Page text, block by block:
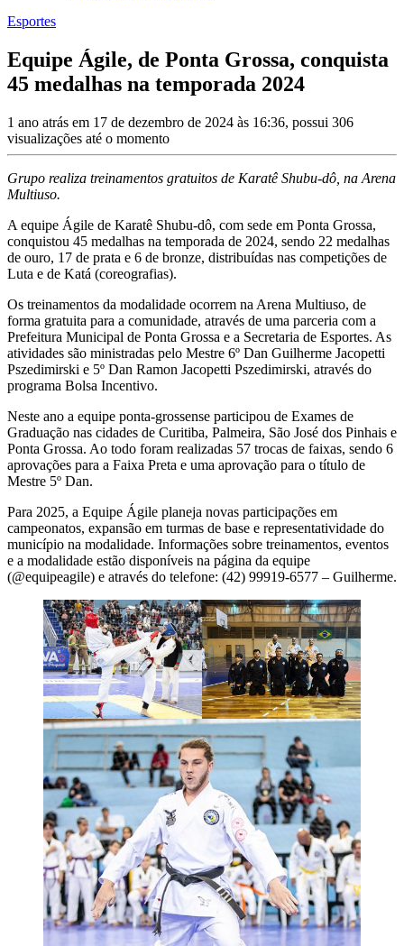
Esportes
Equipe Ágile, de Ponta Grossa, conquista
45 medalhas na temporada 2024
1 ano atrás em 17 de dezembro de 2024 às 16:36, possui 306
visualizações até o momento
Grupo realiza treinamentos gratuitos de Karatê Shubu-dô, na Arena
Multiuso.
A equipe Ágile de Karatê Shubu-dô, com sede em Ponta Grossa,
conquistou 45 medalhas na temporada de 2024, sendo 22 medalhas
de ouro, 17 de prata e 6 de bronze, distribuídas nas competições de
Luta e de Katá (coreografias).
Os treinamentos da modalidade ocorrem na Arena Multiuso, de
forma gratuita para a comunidade, através de uma parceria com a
Prefeitura Municipal de Ponta Grossa e a Secretaria de Esportes. As
atividades são ministradas pelo Mestre 6º Dan Guilherme Jacopetti
Pszedimirski e 5º Dan Ramon Jacopetti Pszedimirski, através do
programa Bolsa Incentivo.
Neste ano a equipe ponta-grossense participou de Exames de
Graduação nas cidades de Curitiba, Palmeira, São José dos Pinhais e
Ponta Grossa. Ao todo foram realizadas 57 trocas de faixas, sendo 6
aprovações para a Faixa Preta e uma aprovação para o título de
Mestre 5º Dan.
Para 2025, a Equipe Ágile planeja novas participações em
campeonatos, expansão em turmas de base e representatividade do
município na modalidade. Informações sobre treinamentos, eventos
e a modalidade estão disponíveis na página da equipe
(@equipeagile) e através do telefone: (42) 99919-6577 – Guilherme.